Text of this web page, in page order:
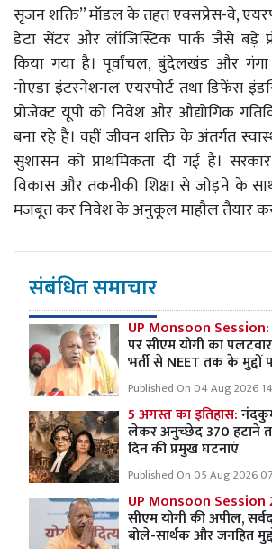
सृजन शक्ति” मॉडल के तहत एक्सप्रेस-वे,
डेटा सेंटर और लॉजिस्टिक पार्क जैसे बड़े
किया गया है। पूर्वांचल, बुंदेलखंड और
नोएडा इंटरनेशनल एयरपोर्ट तथा डिफेंस
प्रोजेक्ट यूपी को निवेश और औद्योगिक
बना रहे हैं। वहीं जीवन शक्ति के अंतर्गत
सुशासन को प्राथमिकता दी गई है।
विकास और तकनीकी शिक्षा से जोड़ने के
मजबूत कर निवेश के अनुकूल माहौल तैयार
संबंधित समाचार
UP Monsoon Session:
पर सीएम योगी का
भर्ती से NEET तक के मुद्दों
Published On 04 Aug 2026
5 अगस्त का इतिहास:
लेकर अनुच्छेद 370 हटाने
दिन की प्रमुख घटनाएं
Published On 05 Aug 2026
UP Monsoon Session
सीएम योगी की अपील,
बोले-सार्थक और जनहित